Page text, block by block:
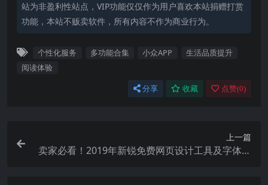
站为非盈利性站点，VIP功能仅仅作为用户喜欢本站捐赠打赏
功能，本站不贩卖软件，所有内容不作为商业行为。
个性化服务 多功能合集 小众APP
生活品质提升
阅读体验
分享 收藏 点赞(0)
上一篇
卖家必看！2019年新锐免费网页设计工具及字体大